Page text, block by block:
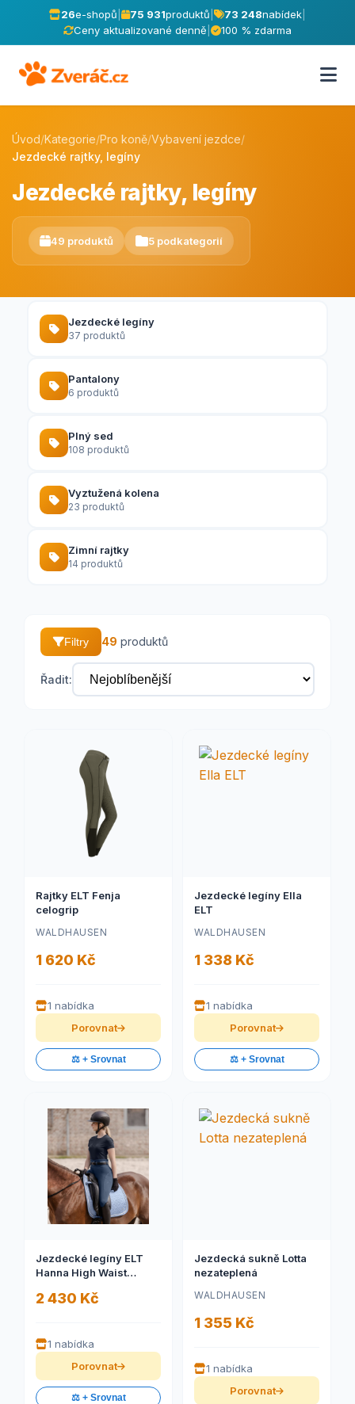
26e-shopů 75 931produktů 73 248nabídek
Ceny aktualizované denně
100 % zdarma
Úvod/Kategorie/Pro koně/Vybavení jezdce/
Jezdecké rajtky, legíny
Jezdecké rajtky, legíny
49 produktů 5 podkategorií
Jezdecké legíny
37 produktů
Pantalony
6 produktů
Plný sed
108 produktů
Vyztužená kolena
23 produktů
Zimní rajtky
14 produktů
Filtry 49 produktů
Řadit:
Rajtky ELT Fenja
celogrip
WALDHAUSEN
1 620 Kč
1 nabídka
Porovnat
⚖️ + Srovnat
Jezdecké legíny Ella
ELT
WALDHAUSEN
1 338 Kč
1 nabídka
Porovnat
⚖️ + Srovnat
Jezdecké legíny ELT
Hanna High Waist
2 430 Kč
1 nabídka
Porovnat
⚖️ + Srovnat
Jezdecká sukně Lotta
nezateplená
WALDHAUSEN
1 355 Kč
1 nabídka
Porovnat